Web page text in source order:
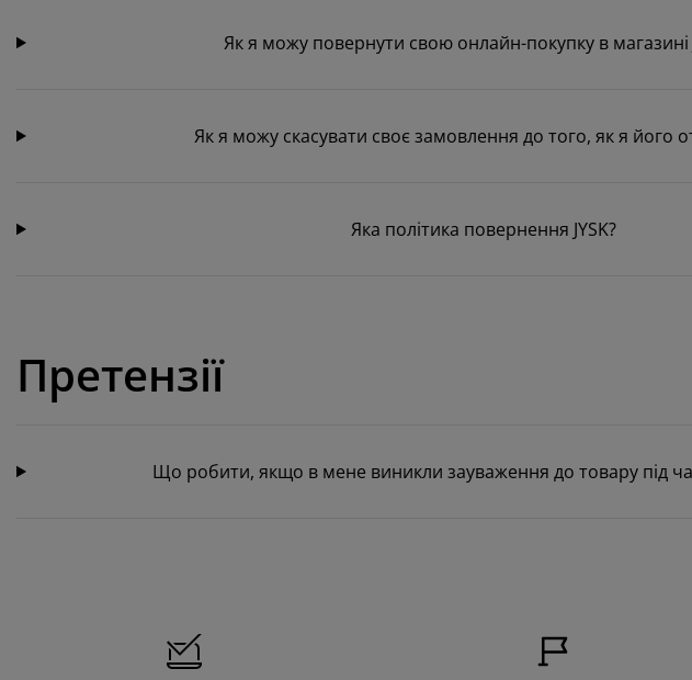
Як я можу повернути свою онлайн-покупку в магазині
Як я можу скасувати своє замовлення до того, як я його
Яка політика повернення JYSK?
Претензії
Що робити, якщо в мене виникли зауваження до товару під